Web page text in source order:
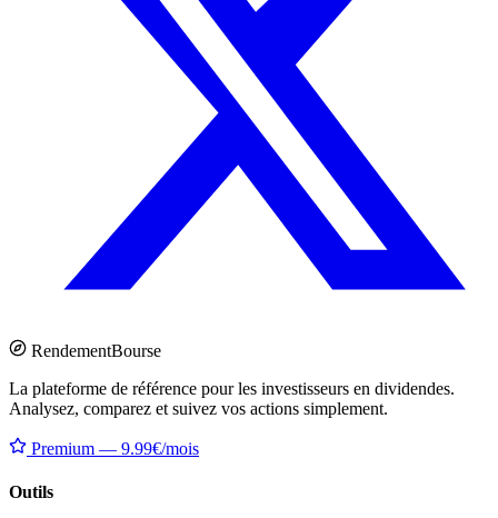
RendementBourse
La plateforme de référence pour les investisseurs en dividendes.
Analysez, comparez et suivez vos actions simplement.
Premium — 9.99€/mois
Outils